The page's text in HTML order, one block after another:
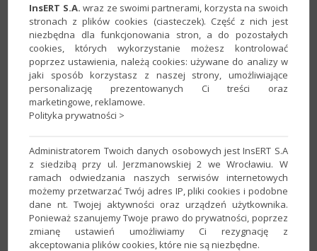
3. Zaznaczyć wybrany typ licznika i wprowadzić jego wartość.
początkowy, czyliWartość domyślną. Po zmianie ustawień
kliknąćOK.
InsERT S.A. wraz ze swoimi partnerami, korzysta na swoich
stronach z plików cookies (ciasteczek). Część z nich jest
niezbędna dla funkcjonowania stron, a do pozostałych
cookies, których wykorzystanie możesz kontrolować
poprzez ustawienia, należą cookies: używane do analizy w
jaki sposób korzystasz z naszej strony, umożliwiające
personalizację prezentowanych Ci treści oraz
marketingowe, reklamowe.
Polityka prywatności >
Administratorem Twoich danych osobowych jest InsERT S.A
z siedzibą przy ul. Jerzmanowskiej 2 we Wrocławiu. W
ramach odwiedzania naszych serwisów internetowych
możemy przetwarzać Twój adres IP, pliki cookies i podobne
dane nt. Twojej aktywności oraz urządzeń użytkownika.
Ponieważ szanujemy Twoje prawo do prywatności, poprzez
zmianę ustawień umożliwiamy Ci rezygnację z
akceptowania plików cookies, które nie są niezbędne.